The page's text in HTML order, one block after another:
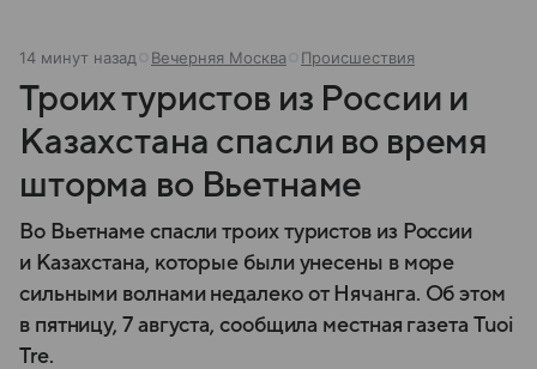
14 минут назад Вечерняя Москва Происшествия
Троих туристов из России и
Казахстана спасли во время
шторма во Вьетнаме
Во Вьетнаме спасли троих туристов из России
и Казахстана, которые были унесены в море
сильными волнами недалеко от Нячанга. Об этом
в пятницу, 7 августа, сообщила местная газета Tuoi
Tre.